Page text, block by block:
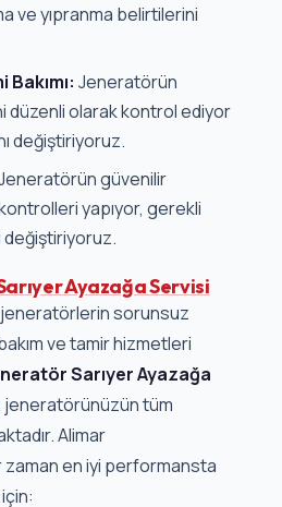
ve yıpranma belirtilerini
Jeneratörün
düzenli olarak kontrol ediyor
değiştiriyoruz.
güvenilir
yapıyor, gerekli
değiştiriyoruz.
Ayazağa Servisi
jeneratörlerin sorunsuz
ve tamir hizmetleri
Sarıyer Ayazağa
tüm
Alimar
en iyi performansta